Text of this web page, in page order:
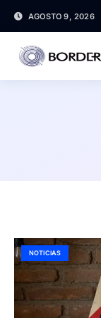
AGOSTO 9, 2026
NOTICIAS